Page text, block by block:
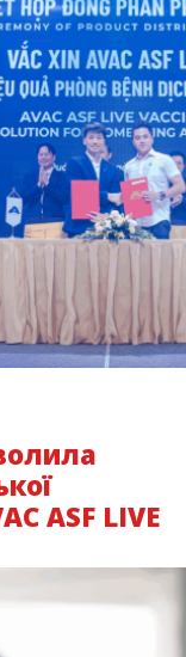
ASF LIVE